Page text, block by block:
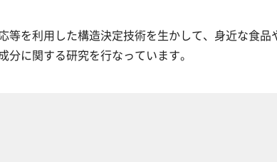
を利用した構造決定技術を生かして、身近な食品
に関する研究を行なっています。​